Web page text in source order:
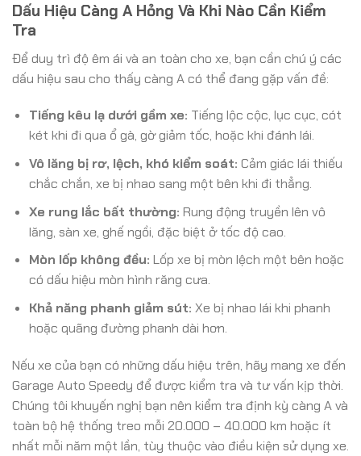
Dấu Hiệu Càng A Hỏng Và Khi Nào Cần Kiểm
Tra
Để duy trì độ êm ái và an toàn cho xe, bạn cần chú ý các
dấu hiệu sau cho thấy càng A có thể đang gặp vấn đề:
Tiếng kêu lạ dưới gầm xe: Tiếng lộc cộc, lục cục, cót
két khi đi qua ổ gà, gờ giảm tốc, hoặc khi đánh lái.
Vô lăng bị rơ, lệch, khó kiểm soát: Cảm giác lái thiếu
chắc chắn, xe bị nhao sang một bên khi đi thẳng.
Xe rung lắc bất thường: Rung động truyền lên vô
lăng, sàn xe, ghế ngồi, đặc biệt ở tốc độ cao.
Mòn lốp không đều: Lốp xe bị mòn lệch một bên hoặc
có dấu hiệu mòn hình răng cưa.
Khả năng phanh giảm sút: Xe bị nhao lái khi phanh
hoặc quãng đường phanh dài hơn.
Nếu xe của bạn có những dấu hiệu trên, hãy mang xe đến
Garage Auto Speedy để được kiểm tra và tư vấn kịp thời.
Chúng tôi khuyến nghị bạn nên kiểm tra định kỳ càng A và
toàn bộ hệ thống treo mỗi 20.000 – 40.000 km hoặc ít
nhất mỗi năm một lần, tùy thuộc vào điều kiện sử dụng xe.